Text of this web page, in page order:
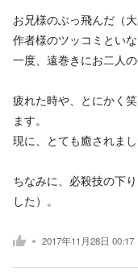
お兄様のぶっ飛んだ（
作者様のツッコミとい
一度、遠巻きにお二人
疲れた時や、とにかく
ます。
現に、とても癒されまし
ちなみに、必殺技の下
した）。
2017年11月28日 00:17